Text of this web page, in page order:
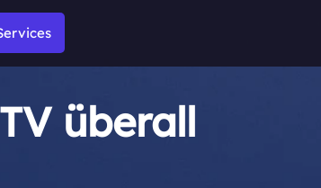
überall